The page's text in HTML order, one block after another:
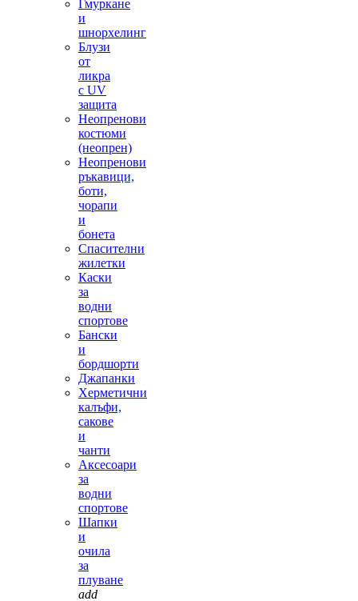
Гмуркане
и
шнорхелинг
Блузи
от
ликра
с UV
защита
Неопренови
костюми
(неопрен)
Неопренови
ръкавици,
боти,
чорапи
и
бонета
Спасителни
жилетки
Каски
за
водни
спортове
Бански
и
бордшорти
Джапанки
Херметични
калъфи,
сакове
и
чанти
Аксесоари
за
водни
спортове
Шапки
и
очила
за
плуване
add